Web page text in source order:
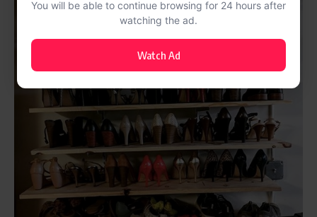
You will be able to continue browsing for 24 hours after
watching the ad.
Watch Ad